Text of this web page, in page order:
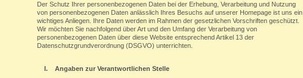
Der Schutz Ihrer personenbezogenen Daten bei der Erhebung, Verarbeitung und Nutzung
von personenbezogenen Daten anlässlich Ihres Besuchs auf unserer Homepage ist uns ein
wichtiges Anliegen. Ihre Daten werden im Rahmen der gesetzlichen Vorschriften geschützt.
Wir möchten Sie nachfolgend über Art und den Umfang der Verarbeitung von
personenbezogenen Daten über diese Website entsprechend Artikel 13 der
Datenschutzgrundverordnung (DSGVO) unterrichten.
I. Angaben zur Verantwortlichen Stelle